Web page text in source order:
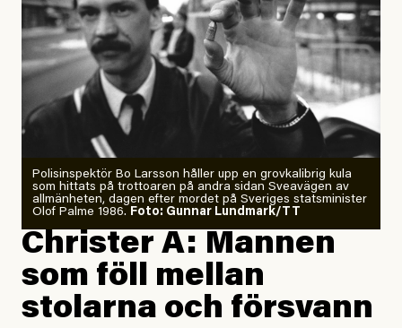
Polisinspektör Bo Larsson håller upp en grovkalibrig kula
som hittats på trottoaren på andra sidan Sveavägen av
allmänheten, dagen efter mordet på Sveriges statsminister
Olof Palme 1986. Foto: Gunnar Lundmark/TT
Christer A: Mannen
som föll mellan
stolarna och försvann